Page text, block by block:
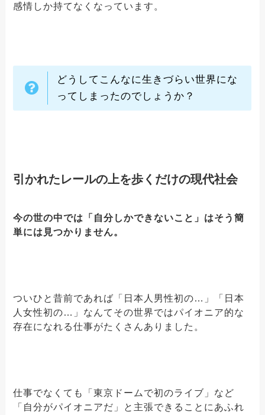
感情しか持てなくなっています。
どうしてこんなに生きづらい世界にな
ってしまったのでしょうか？
引かれたレールの上を歩くだけの現代社会
今の世の中では「自分しかできないこと」はそう簡
単には見つかりません。
ついひと昔前であれば「日本人男性初の…」「日本
人女性初の…」なんてその世界ではパイオニア的な
存在になれる仕事がたくさんありました。
仕事でなくても「東京ドームで初のライブ」など
「自分がパイオニアだ」と主張できることにあふれ